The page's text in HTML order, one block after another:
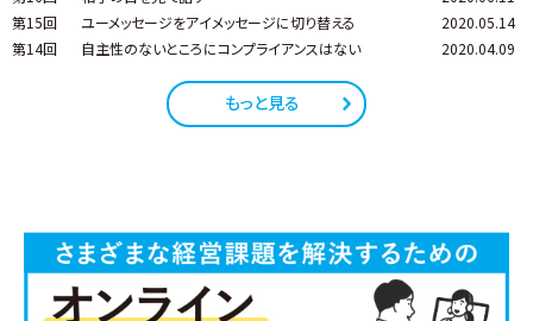
第15回
ユーメッセージをアイメッセージに切り替える
2020.05.14
第14回
自主性のないところにコンプライアンスはない 2020.04.09
もっと見る